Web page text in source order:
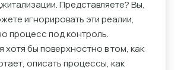
Представляете? Вы,
игнорировать эти реалии,
процесс под контроль.
хотя бы поверхностно в том, как
описать процессы, как